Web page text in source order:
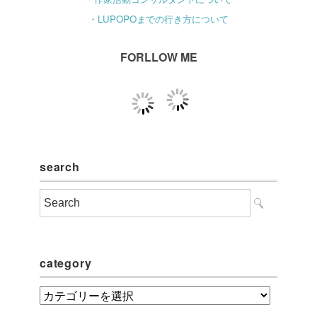
・LUPOPOまでの行き方について
FORLLOW ME
search
category
category